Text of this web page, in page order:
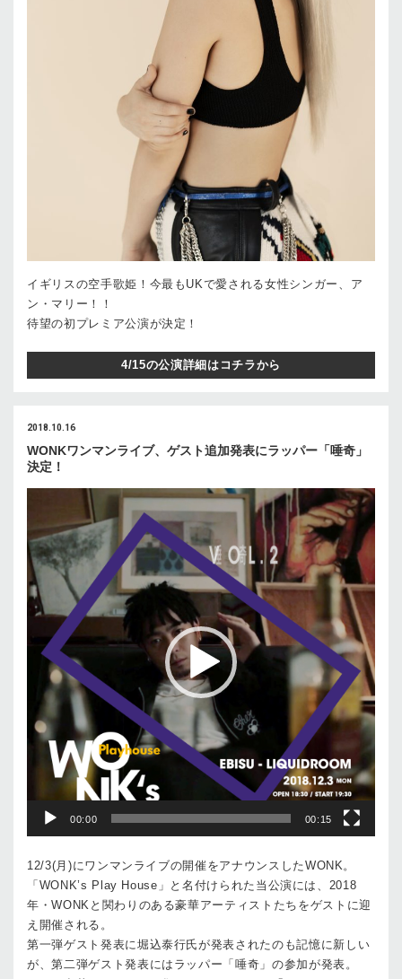
イギリスの空手歌姫！今最もUKで愛される女性シンガー、ア
ン・マリー！！
待望の初プレミア公演が決定！
4/15の公演詳細はコチラから
2018.10.16
WONKワンマンライブ、ゲスト追加発表にラッパー「唾奇」
決定！
プ
レ
ー
ヤ
ー
00:00 00:15
12/3(月)にワンマンライブの開催をアナウンスしたWONK。
「WONK’s Play House」と名付けられた当公演には、2018
年・WONKと関わりのある豪華アーティストたちをゲストに迎
え開催される。
第一弾ゲスト発表に堀込泰行氏が発表されたのも記憶に新しい
が、第二弾ゲスト発表にはラッパー「唾奇」の参加が発表。